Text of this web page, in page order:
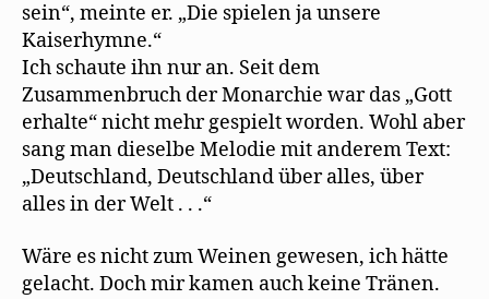
sein“, meinte er. „Die spielen ja unsere
Kaiserhymne.“
Ich schaute ihn nur an. Seit dem
Zusammenbruch der Monarchie war das „Gott
erhalte“ nicht mehr gespielt worden. Wohl aber
sang man dieselbe Melodie mit anderem Text:
„Deutschland, Deutschland über alles, über
alles in der Welt . . .“
Wäre es nicht zum Weinen gewesen, ich hätte
gelacht. Doch mir kamen auch keine Tränen.